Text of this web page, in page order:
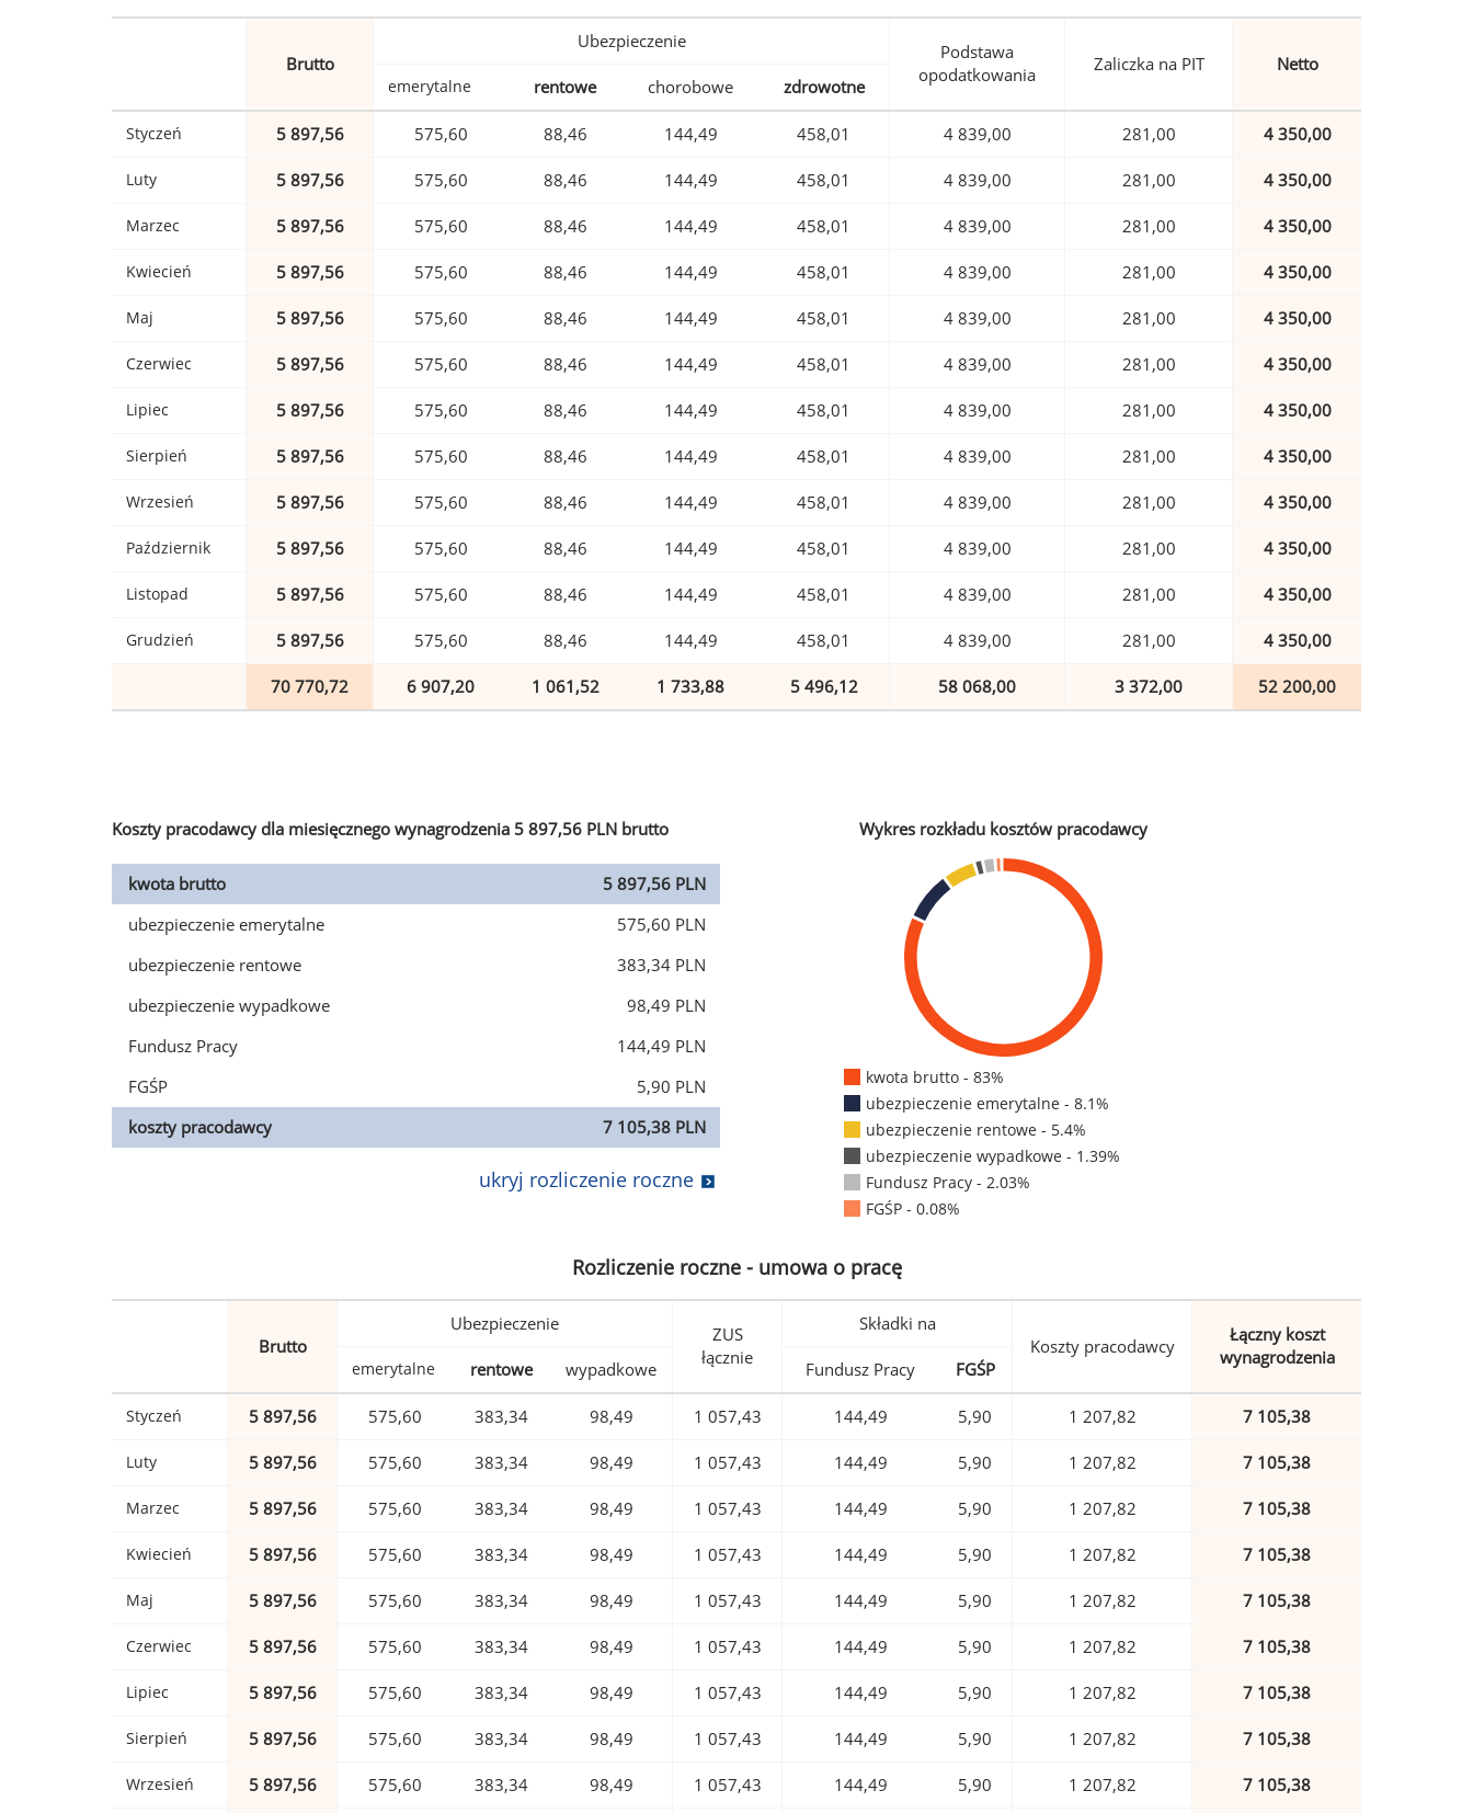
Brutto
Ubezpieczenie
Podstawa
opodatkowania
Zaliczka na PIT Netto
emerytalne rentowe chorobowe zdrowotne
Styczeń 5 897,56 575,60 88,46 144,49 458,01 4 839,00 281,00 4 350,00
Luty 5 897,56 575,60 88,46 144,49 458,01 4 839,00 281,00 4 350,00
Marzec 5 897,56 575,60 88,46 144,49 458,01 4 839,00 281,00 4 350,00
Kwiecień 5 897,56 575,60 88,46 144,49 458,01 4 839,00 281,00 4 350,00
Maj 5 897,56 575,60 88,46 144,49 458,01 4 839,00 281,00 4 350,00
Czerwiec 5 897,56 575,60 88,46 144,49 458,01 4 839,00 281,00 4 350,00
Lipiec 5 897,56 575,60 88,46 144,49 458,01 4 839,00 281,00 4 350,00
Sierpień 5 897,56 575,60 88,46 144,49 458,01 4 839,00 281,00 4 350,00
Wrzesień 5 897,56 575,60 88,46 144,49 458,01 4 839,00 281,00 4 350,00
Październik 5 897,56 575,60 88,46 144,49 458,01 4 839,00 281,00 4 350,00
Listopad 5 897,56 575,60 88,46 144,49 458,01 4 839,00 281,00 4 350,00
Grudzień 5 897,56 575,60 88,46 144,49 458,01 4 839,00 281,00 4 350,00
70 770,72 6 907,20 1 061,52 1 733,88 5 496,12 58 068,00 3 372,00 52 200,00
Koszty pracodawcy dla miesięcznego wynagrodzenia 5 897,56 PLN brutto
kwota brutto
5 897,56 PLN
ubezpieczenie emerytalne
575,60 PLN
ubezpieczenie rentowe
383,34 PLN
ubezpieczenie wypadkowe
98,49 PLN
Fundusz Pracy
144,49 PLN
FGŚP
5,90 PLN
koszty pracodawcy
7 105,38 PLN
ukryj rozliczenie roczne
Wykres rozkładu kosztów pracodawcy
kwota brutto - 83%
ubezpieczenie emerytalne - 8.1%
ubezpieczenie rentowe - 5.4%
ubezpieczenie wypadkowe - 1.39%
Fundusz Pracy - 2.03%
FGŚP - 0.08%
Rozliczenie roczne - umowa o pracę
Brutto
Ubezpieczenie
ZUS
łącznie
Składki na
Koszty pracodawcy
Łączny koszt
wynagrodzenia
emerytalne rentowe wypadkowe Fundusz Pracy FGŚP
Styczeń 5 897,56 575,60 383,34 98,49 1 057,43 144,49 5,90 1 207,82 7 105,38
Luty 5 897,56 575,60 383,34 98,49 1 057,43 144,49 5,90 1 207,82 7 105,38
Marzec 5 897,56 575,60 383,34 98,49 1 057,43 144,49 5,90 1 207,82 7 105,38
Kwiecień 5 897,56 575,60 383,34 98,49 1 057,43 144,49 5,90 1 207,82 7 105,38
Maj 5 897,56 575,60 383,34 98,49 1 057,43 144,49 5,90 1 207,82 7 105,38
Czerwiec 5 897,56 575,60 383,34 98,49 1 057,43 144,49 5,90 1 207,82 7 105,38
Lipiec 5 897,56 575,60 383,34 98,49 1 057,43 144,49 5,90 1 207,82 7 105,38
Sierpień 5 897,56 575,60 383,34 98,49 1 057,43 144,49 5,90 1 207,82 7 105,38
Wrzesień 5 897,56 575,60 383,34 98,49 1 057,43 144,49 5,90 1 207,82 7 105,38